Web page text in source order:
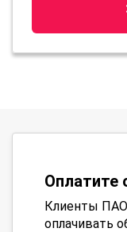
Оплатите
Клиенты ПАО
оплачивать